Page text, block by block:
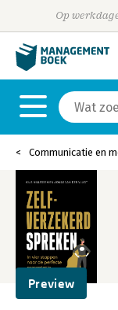
Op
Communicatie en
Preview